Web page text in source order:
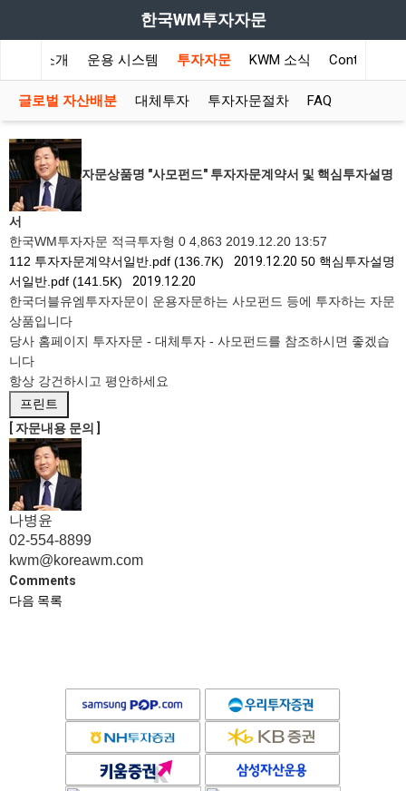
한국WM투자자문
회사소개 운용 시스템 투자자문 KWM 소식 Contact Us
글로벌 자산배분 대체투자 투자자문절차 FAQ
자문상품명 "사모펀드" 투자자문계약서 및 핵심투자설명
서
한국WM투자자문 적극투자형 0 4,863 2019.12.20 13:57
112 투자자문계약서일반.pdf (136.7K) 2019.12.20 50 핵심투자설명
서일반.pdf (141.5K)
2019.12.20
한국더블유엠투자자문이 운용자문하는 사모펀드 등에 투자하는 자문
상품입니다
당사 홈페이지 투자자문 - 대체투자 - 사모펀드를 참조하시면 좋겠습
니다
항상 강건하시고 평안하세요
프린트
[ 자문내용 문의 ]
나병윤
02-554-8899
kwm@koreawm.com
Comments
다음 목록